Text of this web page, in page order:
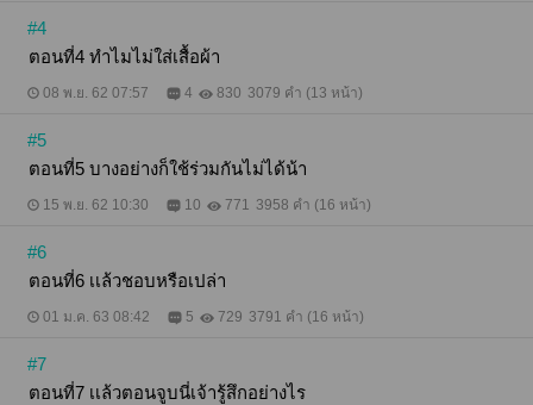
#4
ตอนที่4 ทำไมไม่ใส่เสื้อผ้า
08 พ.ย. 62 07:57 4 830 3079 คำ (13 หน้า)
#5
ตอนที่5 บางอย่างก็ใช้ร่วมกันไม่ได้น้า
15 พ.ย. 62 10:30 10 771 3958 คำ (16 หน้า)
#6
ตอนที่6 เเล้วชอบหรือเปล่า
01 ม.ค. 63 08:42 5 729 3791 คำ (16 หน้า)
#7
ตอนที่7 เเล้วตอนจูบนี่เจ้ารู้สึกอย่างไร